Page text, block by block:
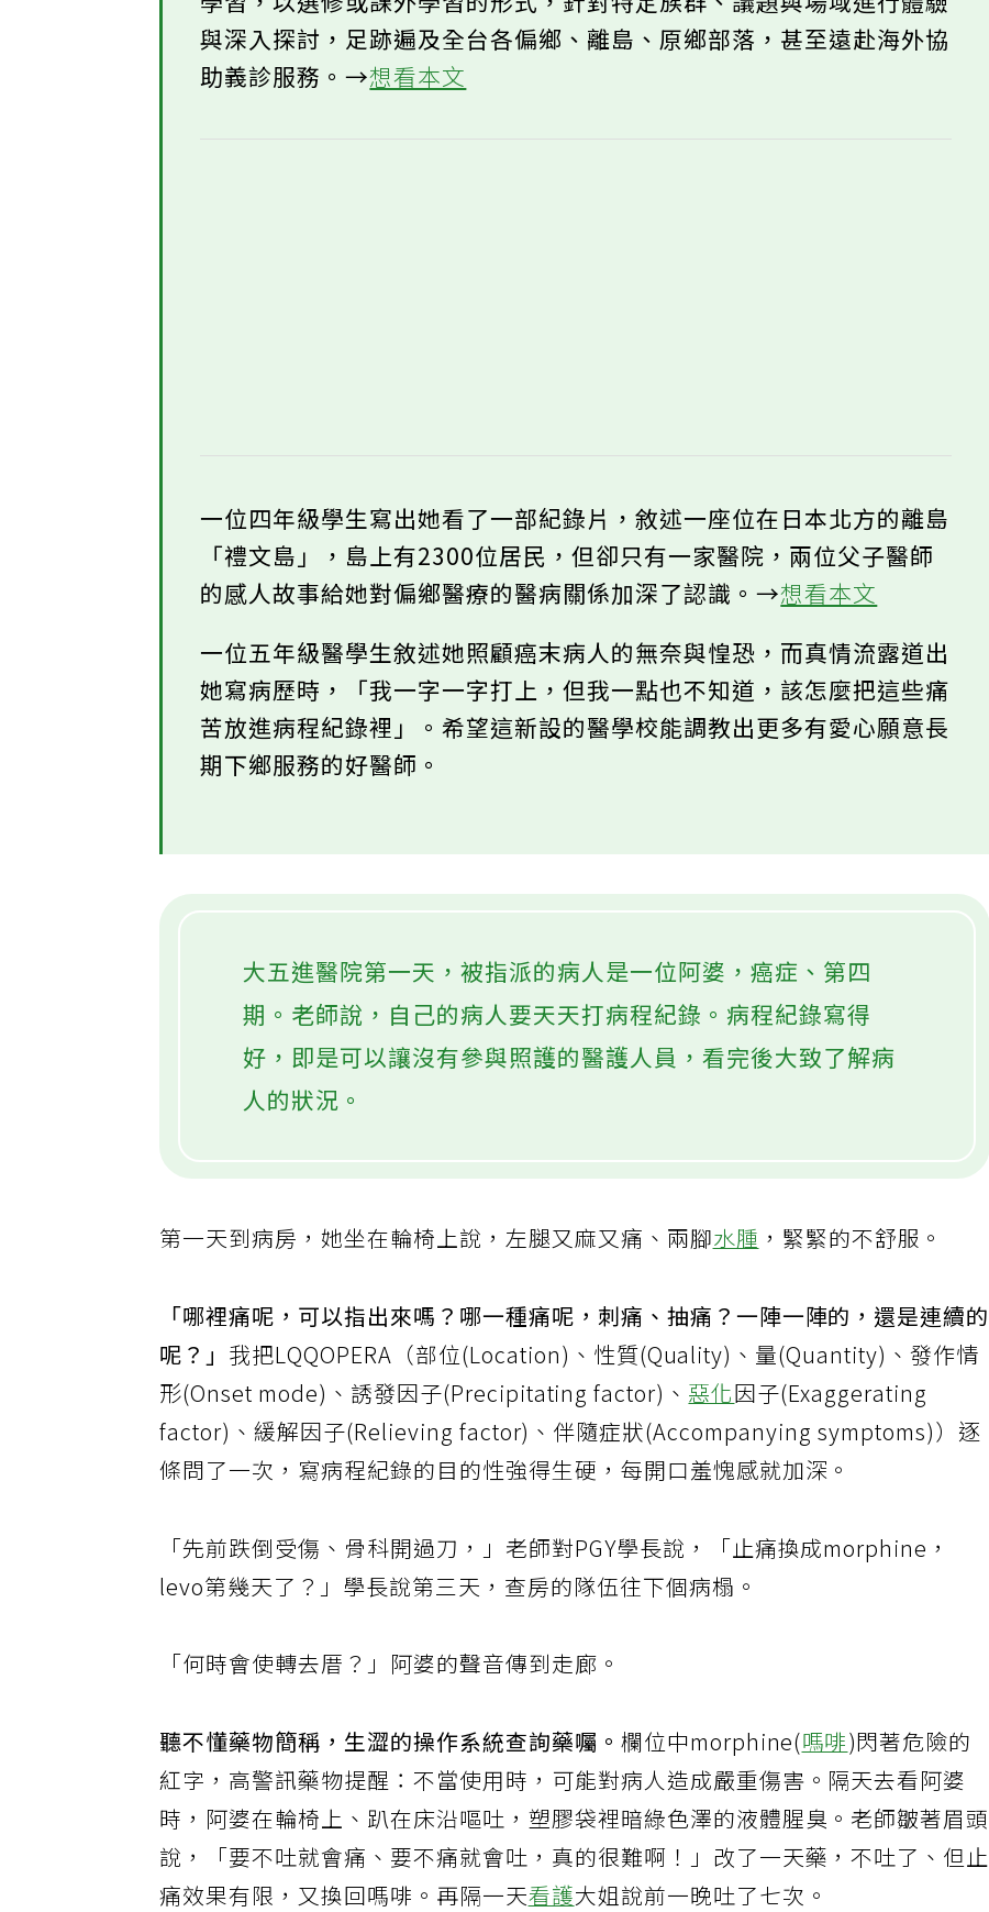
學習，以選修或課外學習的形式，針對特定族群、議題與場域進行體驗
與深入探討，足跡遍及全台各偏鄉、離島、原鄉部落，甚至遠赴海外協
助義診服務。→想看本文
一位四年級學生寫出她看了一部紀錄片，敘述一座位在日本北方的離島
「禮文島」，島上有2300位居民，但卻只有一家醫院，兩位父子醫師
的感人故事給她對偏鄉醫療的醫病關係加深了認識。→想看本文
一位五年級醫學生敘述她照顧癌末病人的無奈與惶恐，而真情流露道出
她寫病歷時，「我一字一字打上，但我一點也不知道，該怎麼把這些痛
苦放進病程紀錄裡」。希望這新設的醫學校能調教出更多有愛心願意長
期下鄉服務的好醫師。
大五進醫院第一天，被指派的病人是一位阿婆，癌症、第四
期。老師說，自己的病人要天天打病程紀錄。病程紀錄寫得
好，即是可以讓沒有參與照護的醫護人員，看完後大致了解病
人的狀況。
第一天到病房，她坐在輪椅上說，左腿又麻又痛、兩腳水腫 ，緊緊的不舒服。
「哪裡痛呢，可以指出來嗎？哪一種痛呢，刺痛、抽痛？一陣一陣的，還是連續的
呢？」 我把LQQOPERA（部位(Location)、性質(Quality)、量(Quantity)、發作情
形(Onset mode)、誘發因子(Precipitating factor)、惡化因子(Exaggerating
factor)、緩解因子(Relieving factor)、伴隨症狀(Accompanying symptoms)）逐
條問了一次，寫病程紀錄的目的性強得生硬，每開口羞愧感就加深。
「先前跌倒受傷、骨科開過刀，」老師對PGY學長說，「止痛換成morphine，
levo第幾天了？」學長說第三天，查房的隊伍往下個病榻。
「何時會使轉去厝？」阿婆的聲音傳到走廊。
聽不懂藥物簡稱，生澀的操作系統查詢藥囑。 欄位中morphine(嗎啡)閃著危險的
紅字，高警訊藥物提醒：不當使用時，可能對病人造成嚴重傷害。隔天去看阿婆
時，阿婆在輪椅上、趴在床沿嘔吐，塑膠袋裡暗綠色澤的液體腥臭。老師皺著眉頭
說，「要不吐就會痛、要不痛就會吐，真的很難啊！」改了一天藥，不吐了、但止